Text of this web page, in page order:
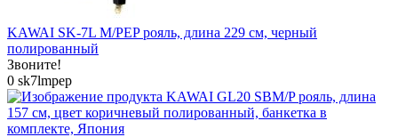
KAWAI SK-7L M/PEP рояль, длина 229 см, черный
полированный
Звоните!
0 sk7lmpep